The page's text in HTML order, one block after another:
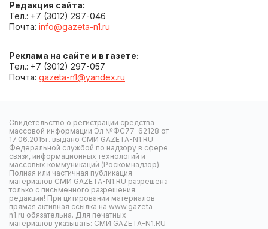
Редакция сайта:
Тел.: +7 (3012) 297-046
Почта: info@gazeta-n1.ru
Реклама на сайте и в газете:
Тел.: +7 (3012) 297-057
Почта: gazeta-n1@yandex.ru
Свидетельство о регистрации средства
массовой информации Эл №ФС77-62128 от
17.06.2015г. выдано СМИ GAZETA-N1.RU
Федеральной службой по надзору в сфере
связи, информационных технологий и
массовых коммуникаций (Роскомнадзор).
Полная или частичная публикация
материалов СМИ GAZETA-N1.RU разрешена
только с письменного разрешения
редакции! При цитировании материалов
прямая активная ссылка на www.gazeta-
n1.ru обязательна. Для печатных
материалов указывать: СМИ GAZETA-N1.RU